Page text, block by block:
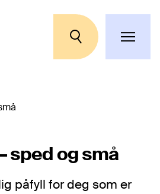
sped og små
påfyll for deg som er